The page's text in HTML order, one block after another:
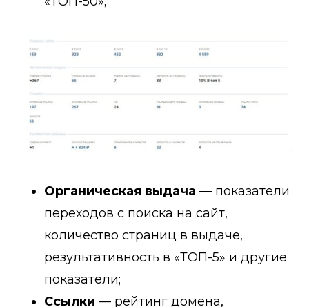
Органическая выдача — показатели
переходов с поиска на сайт,
количество страниц в выдаче,
результативность в «ТОП-5» и другие
показатели;
Ссылки — рейтинг домена,